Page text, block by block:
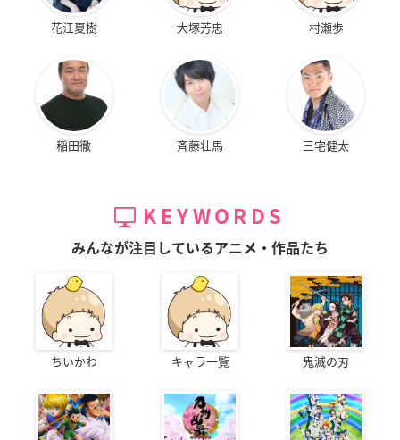
花江夏樹 大塚芳忠 村瀬歩
稲田徹 斉藤壮馬 三宅健太
KEYWORDS
みんなが注目しているアニメ・作品たち
ちいかわ キャラ一覧 鬼滅の刃